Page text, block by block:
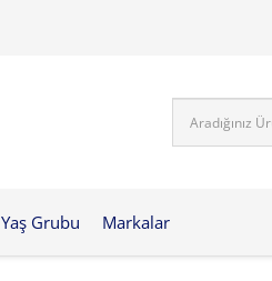
Yaş Grubu Markalar